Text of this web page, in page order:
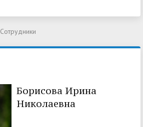
Сотрудники
Борисова Ирина
Николаевна